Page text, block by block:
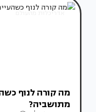
אדריכלות מהעולם
מה קורה לנוף
מתושביה?